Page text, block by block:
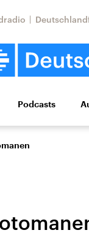
Wissen
Podcasts